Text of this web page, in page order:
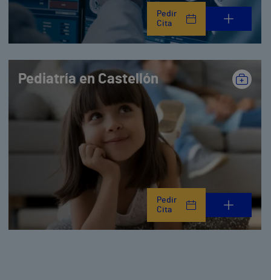
Pedir
Cita
Pediatría en Castellón
Pedir
Cita